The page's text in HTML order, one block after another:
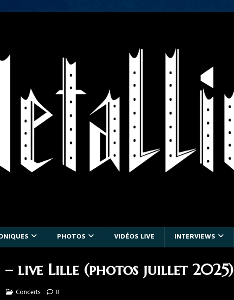
PHOTOS VIDÉOS LIVE INTERVIEWS
live Lille (photos juillet 2025)
Concerts 0